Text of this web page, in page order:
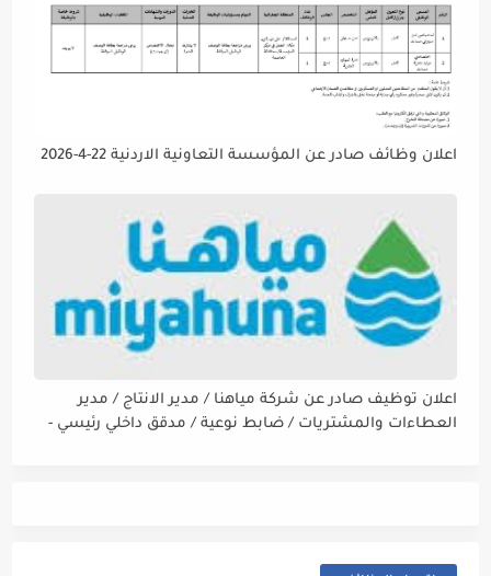
اعلان وظائف صادر عن المؤسسة التعاونية الاردنية 22-4-2026
اعلان توظيف صادر عن شركة مياهنا / مدير الانتاج / مدير
العطاءات والمشتريات / ضابط نوعية / مدقق داخلي رئيسي -